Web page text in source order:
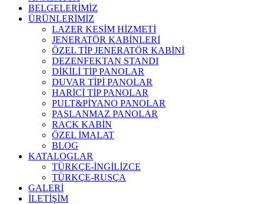
BELGELERİMİZ
ÜRÜNLERİMİZ
LAZER KESİM HİZMETİ
JENERATÖR KABİNLERİ
ÖZEL TİP JENERATÖR KABİNİ
DEZENFEKTAN STANDI
DİKİLİ TİP PANOLAR
DUVAR TİPİ PANOLAR
HARİCİ TİP PANOLAR
PULT&PİYANO PANOLAR
PASLANMAZ PANOLAR
RACK KABİN
ÖZEL İMALAT
BLOG
KATALOGLAR
TÜRKÇE-İNGİLİZCE
TÜRKÇE-RUSÇA
GALERİ
İLETİŞİM